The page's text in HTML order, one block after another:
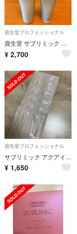
資生堂プロフェッショナル
資生堂 サブリミック アデノバイタル シャンプー ＆トリートメント250ml
¥ 2,700
資生堂プロフェッショナル
サブリミック アクアインテンシブ サンプル パウチセット
¥ 1,650